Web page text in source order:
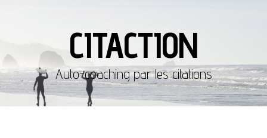
CITACTION
Auto-coaching par les citations